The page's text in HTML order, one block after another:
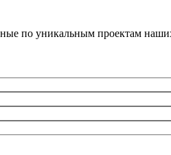
по уникальным проектам